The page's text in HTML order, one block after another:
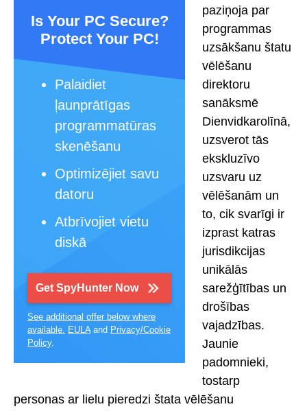
Is Your PC Secure?
Protect Your PC!
Palaidiet
ļaunprātīgas
programmatūras
skenēšanu
Optimizējiet savu
datoru
Atbrīvojiet vietu
diskā
Get SpyHunter Now
See additional offer below where
available. EULAand Privacy/Cookie
Policy.
paziņoja par
programmas
uzsākšanu štatu
vēlēšanu
direktoru
sanāksmē
Dienvidkarolīnā,
uzsverot tās
ekskluzīvo
uzsvaru uz
vēlēšanām un
to, cik svarīgi ir
izprast katras
jurisdikcijas
unikālās
sarežģītības un
drošības
vajadzības.
Jaunie
padomnieki,
tostarp
personas ar lielu pieredzi štata vēlēšanu